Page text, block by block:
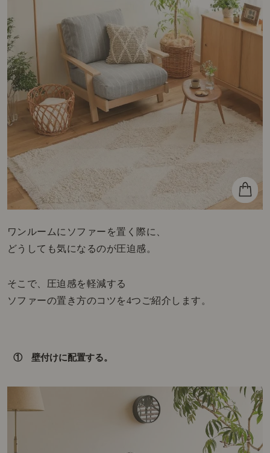
ワンルームにソファーを置く際に、
どうしても気になるのが圧迫感。
そこで、圧迫感を軽減する
ソファーの置き方のコツを4つご紹介します。
① 壁付けに配置する。